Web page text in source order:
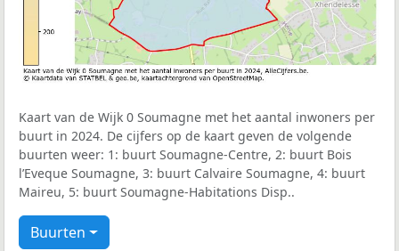
Kaart van de Wijk 0 Soumagne met het aantal inwoners per
buurt in 2024. De cijfers op de kaart geven de volgende
buurten weer: 1: buurt Soumagne-Centre, 2: buurt Bois
l’Eveque Soumagne, 3: buurt Calvaire Soumagne, 4: buurt
Maireu, 5: buurt Soumagne-Habitations Disp..
Buurten